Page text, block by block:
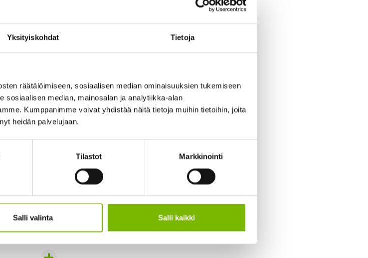
Yksityiskohdat Tietoja
räätälöimiseen, sosiaalisen median ominaisuuksien tukemiseen
sosiaalisen median, mainosalan ja analytiikka-alan
Kumppanimme voivat yhdistää näitä tietoja muihin tietoihin, joita
heidän palvelujaan.
Tilastot Markkinointi
Salli valinta Salli kaikki